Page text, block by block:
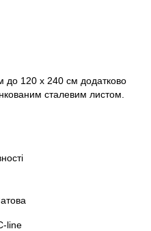
до 120 х 240 см додатково
сталевим листом.
line